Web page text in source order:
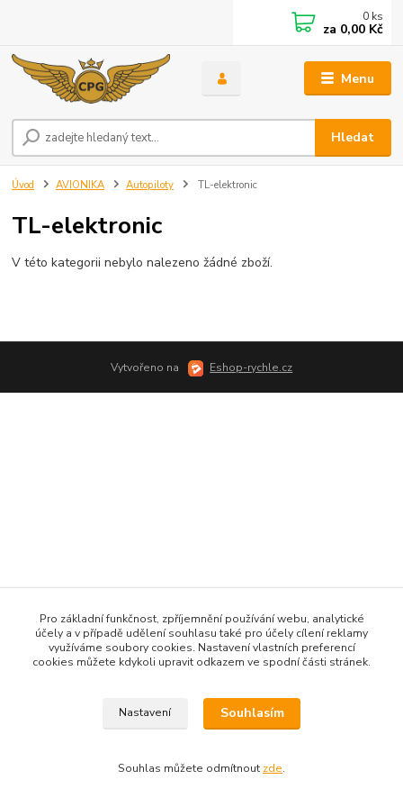
Menu
Hledat
0 ks
za 0,00 Kč
Úvod AVIONIKA Autopiloty TL-elektronic
TL-elektronic
V této kategorii nebylo nalezeno žádné zboží.
Vytvořeno na Eshop-rychle.cz
Pro základní funkčnost, zpříjemnění používání webu, analytické
účely a v případě udělení souhlasu také pro účely cílení reklamy
využíváme soubory cookies. Nastavení vlastních preferencí
cookies můžete kdykoli upravit odkazem ve spodní části stránek.
Nastavení Souhlasím
Souhlas můžete odmítnout zde.